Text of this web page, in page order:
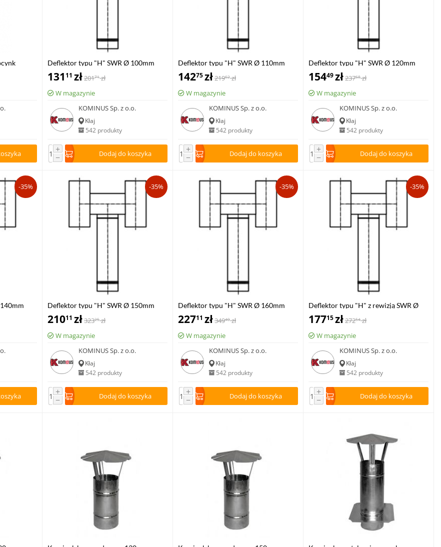
Deflektor typu "H" SWR Ø 100mm
ocynk
131 11 zł20171 zł
W magazynie
KOMINUS Sp. z o.o.
Kłaj
542 produkty
+
− Dodaj do koszyka
Deflektor typu "H" SWR Ø 110mm
ocynk
14275zł21962 zł
W magazynie
KOMINUS Sp. z o.o.
Kłaj
542 produkty
+
− Dodaj do koszyka
Deflektor typu "H" SWR Ø 120mm
ocynk
15449zł23768 zł
W magazynie
KOMINUS Sp. z o.o.
Kłaj
542 produkty
+
− Dodaj do koszyka
-35% -35%
Deflektor typu "H" SWR Ø 150mm
ocynk
21011 zł32325 zł
W magazynie
KOMINUS Sp. z o.o.
Kłaj
542 produkty
+
− Dodaj do koszyka
-35%
Deflektor typu "H" SWR Ø 160mm
ocynk
22711 zł34940 zł
W magazynie
KOMINUS Sp. z o.o.
Kłaj
542 produkty
+
− Dodaj do koszyka
-35%
Deflektor typu "H" z rewizją SWR Ø
130mm ocynk podstawa rurowa
17715zł27254 zł
W magazynie
KOMINUS Sp. z o.o.
Kłaj
542 produkty
+
− Dodaj do koszyka